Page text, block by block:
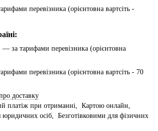
перевізника (орієнтовна вартсіть -
тарифами перевізника (орієнтовна
перевізника (орієнтовна вартсіть - 70
доставку
платіж при отриманні, Картою онлайн,
юридичних осіб, Безготівковими для фізичних